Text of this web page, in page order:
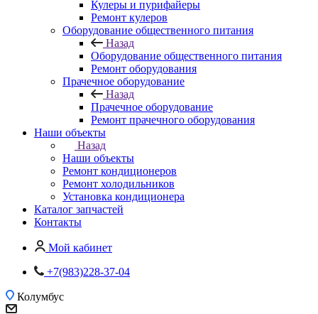
Кулеры и пурифайеры
Ремонт кулеров
Оборудование общественного питания
Назад
Оборудование общественного питания
Ремонт оборудования
Прачечное оборудование
Назад
Прачечное оборудование
Ремонт прачечного оборудования
Наши объекты
Назад
Наши объекты
Ремонт кондиционеров
Ремонт холодильников
Установка кондиционера
Каталог запчастей
Контакты
Мой кабинет
+7(983)228-37-04
Колумбус